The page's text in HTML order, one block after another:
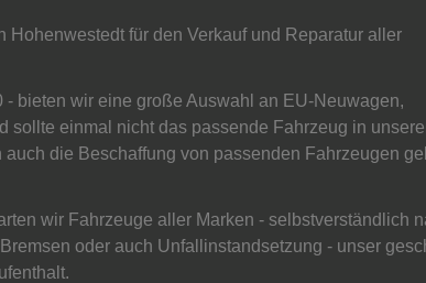
für den Verkauf und Reparatur aller
bieten wir eine große Auswahl an EU-Neuwagen,
einmal nicht das passende Fahrzeug in
die Beschaffung von passenden Fahrzeugen
wir Fahrzeuge aller Marken - selbstverständlich
oder auch Unfallinstandsetzung - unser